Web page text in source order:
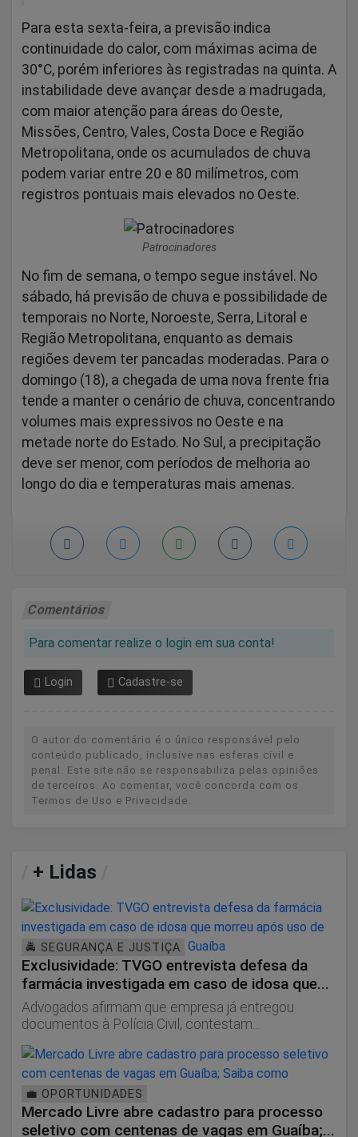
Para esta sexta-feira, a previsão indica
continuidade do calor, com máximas acima de
30°C, porém inferiores às registradas na quinta. A
instabilidade deve avançar desde a madrugada,
com maior atenção para áreas do Oeste,
Missões, Centro, Vales, Costa Doce e Região
Metropolitana, onde os acumulados de chuva
podem variar entre 20 e 80 milímetros, com
registros pontuais mais elevados no Oeste.
Patrocinadores
No fim de semana, o tempo segue instável. No
sábado, há previsão de chuva e possibilidade de
temporais no Norte, Noroeste, Serra, Litoral e
Região Metropolitana, enquanto as demais
regiões devem ter pancadas moderadas. Para o
domingo (18), a chegada de uma nova frente fria
tende a manter o cenário de chuva, concentrando
volumes mais expressivos no Oeste e na
metade norte do Estado. No Sul, a precipitação
deve ser menor, com períodos de melhoria ao
longo do dia e temperaturas mais amenas.
Comentários
Para comentar realize o login em sua conta!
Login Cadastre-se
O autor do comentário é o único responsável pelo
conteúdo publicado, inclusive nas esferas civil e
penal. Este site não se responsabiliza pelas opiniões
de terceiros. Ao comentar, você concorda com os
Termos de Uso e Privacidade.
+ Lidas
🚔 SEGURANÇA E JUSTIÇA
Exclusividade: TVGO entrevista defesa da
farmácia investigada em caso de idosa que...
Advogados afirmam que empresa já entregou
documentos à Polícia Civil, contestam...
💼 OPORTUNIDADES
Mercado Livre abre cadastro para processo
seletivo com centenas de vagas em Guaíba;...